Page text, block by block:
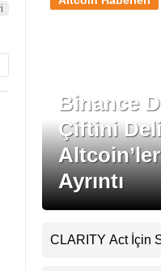
Binance
Çiftini
Ayrıntı
CLARITY Act İçin